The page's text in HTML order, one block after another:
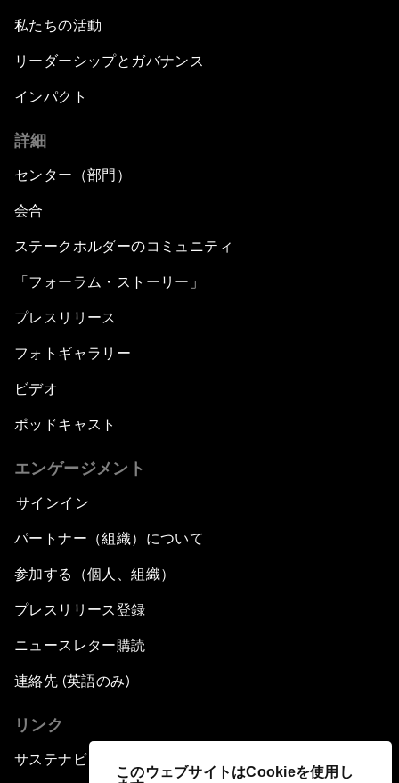
このウェブサイトはCookieを使用し
私たちの活動
リーダーシップとガバナンス
インパクト
詳細
センター（部門）
会合
ステークホルダーのコミュニティ
「フォーラム・ストーリー」
プレスリリース
フォトギャラリー
ビデオ
ポッドキャスト
エンゲージメント
サインイン
パートナー（組織）について
参加する（個人、組織）
プレスリリース登録
ニュースレター購読
連絡先 (英語のみ)
リンク
サステナビリティへの取り組み